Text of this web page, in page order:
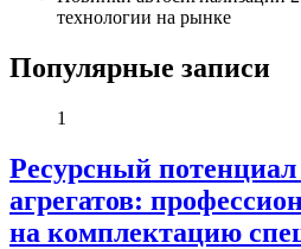
технологии на рынке
Популярные записи
1
Ресурсный потенциал
агрегатов:
на комплектацию